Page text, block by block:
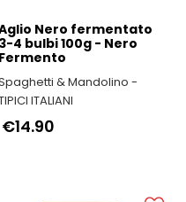
Nero fermentato
3-4 bulbi 100g - Nero
Fermento
& Mandolino -
ITALIANI
€14.90